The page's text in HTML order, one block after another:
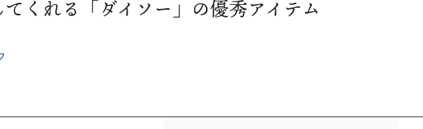
くれる「ダイソー」の優秀アイテム